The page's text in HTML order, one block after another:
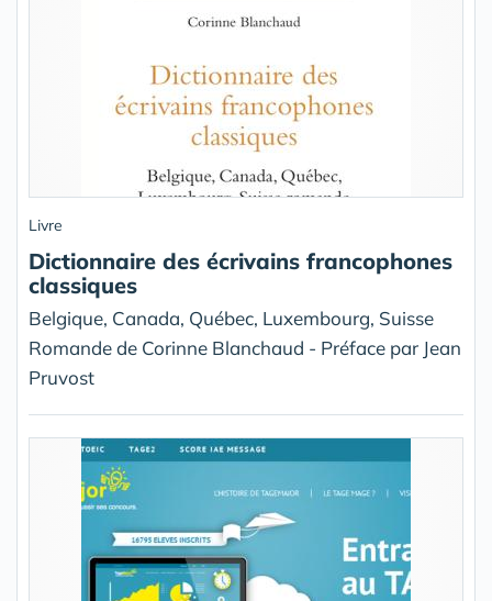
Livre
Dictionnaire des écrivains francophones
classiques
Belgique, Canada, Québec, Luxembourg, Suisse
Romande de Corinne Blanchaud - Préface par Jean
Pruvost